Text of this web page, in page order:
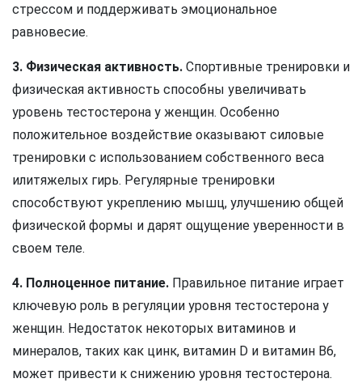
стрессом и поддерживать эмоциональное
равновесие.
3. Физическая активность. Спортивные тренировки и
физическая активность способны увеличивать
уровень тестостерона у женщин. Особенно
положительное воздействие оказывают силовые
тренировки с использованием собственного веса
илитяжелых гирь. Регулярные тренировки
способствуют укреплению мышц, улучшению общей
физической формы и дарят ощущение уверенности в
своем теле.
4. Полноценное питание. Правильное питание играет
ключевую роль в регуляции уровня тестостерона у
женщин. Недостаток некоторых витаминов и
минералов, таких как цинк, витамин D и витамин В6,
может привести к снижению уровня тестостерона.